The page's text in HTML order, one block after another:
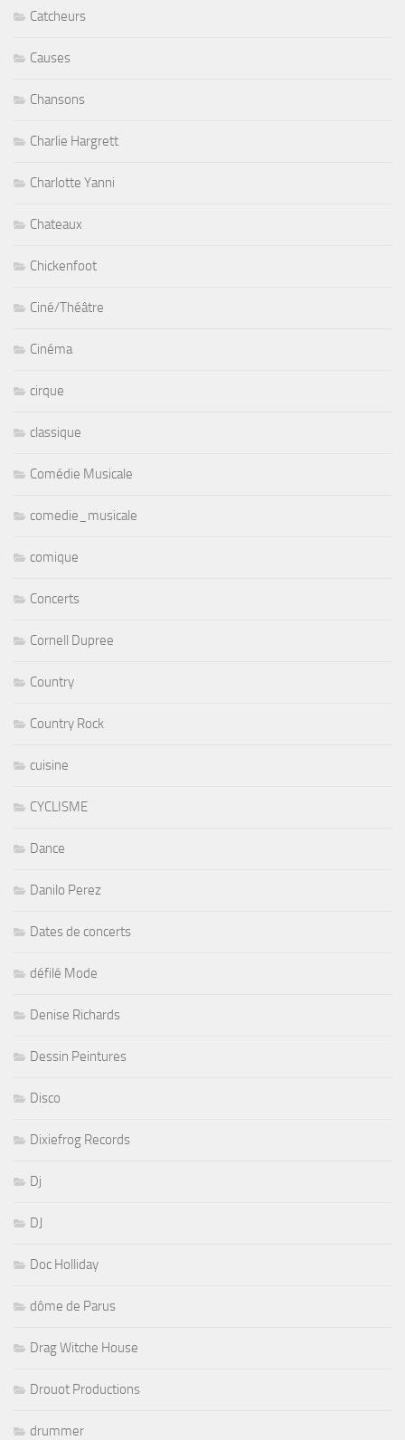
Catcheurs
Causes
Chansons
Charlie Hargrett
Charlotte Yanni
Chateaux
Chickenfoot
Ciné/Théâtre
Cinéma
cirque
classique
Comédie Musicale
comedie_musicale
comique
Concerts
Cornell Dupree
Country
Country Rock
cuisine
CYCLISME
Dance
Danilo Perez
Dates de concerts
défilé Mode
Denise Richards
Dessin Peintures
Disco
Dixiefrog Records
Dj
DJ
Doc Holliday
dôme de Parus
Drag Witche House
Drouot Productions
drummer